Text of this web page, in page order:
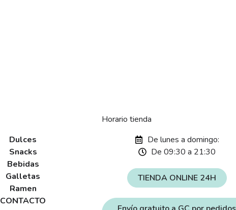
Dulces
Snacks
Bebidas
Galletas
Ramen
CONTACTO
Horario tienda
De lunes a domingo:
De 09:30 a 21:30
TIENDA ONLINE 24H